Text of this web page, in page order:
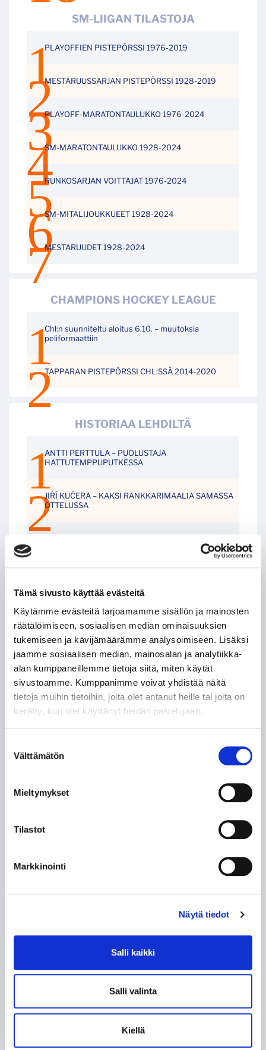
Tämä sivusto käyttää evästeitä
Käytämme evästeitä tarjoamamme sisällön ja mainosten
räätälöimiseen, sosiaalisen median ominaisuuksien
tukemiseen ja kävijämäärämme analysoimiseen. Lisäksi
jaamme sosiaalisen median, mainosalan ja analytiikka-
alan kumppaneillemme tietoja siitä, miten käytät
sivustoamme. Kumppanimme voivat yhdistää näitä
tietoja muihin tietoihin, joita olet antanut heille tai joita on
kerätty, kun olet käyttänyt heidän palvelujaan.
valinta
Välttämätön
Mieltymykset
Tilastot
Markkinointi
Näytä tiedot
Salli kaikki
Salli valinta
Kiellä
SM-LIIGAN TILASTOJA
PLAYOFFIEN PISTEPÖRSSI 1976-2019
MESTARUUSSARJAN PISTEPÖRSSI 1928-2019
PLAYOFF-MARATONTAULUKKO 1976-2024
SM-MARATONTAULUKKO 1928-2024
RUNKOSARJAN VOITTAJAT 1976-2024
SM-MITALIJOUKKUEET 1928-2024
MESTARUUDET 1928-2024
CHAMPIONS HOCKEY LEAGUE
Chl:n suunniteltu aloitus 6.10. – muutoksia
peliformaattiin
TAPPARAN PISTEPÖRSSI CHL:SSÄ 2014-2020
HISTORIAA LEHDILTÄ
ANTTI PERTTULA – PUOLUSTAJA
HATTUTEMPPUPUTKESSA
JIŘÍ KUČERA – KAKSI RANKKARIMAALIA SAMASSA
OTTELUSSA
MITTARINA
TAPPARAN RANSKALAINEN VISIITTI ALASARJAAN
TYYLITAITURIEN KRUUNAAMATON KUNINGAS
ILPO KAUHASEN 188 MINUUTTIA JULKISUUTTA
NE KUULUISAT “KUUSKASIT”
SIIRTOSOTKU: JAROMIR ŠINDEL TAPPARAAN
60-VUOTISJUHLAKIRJAN KYNNYKSELLÄ VANHA
HISTORIIKKI!
KAMPPAILU TAMPEREEN HERRUUDESTA 50
AMMATTIMIEHET ASIALLE